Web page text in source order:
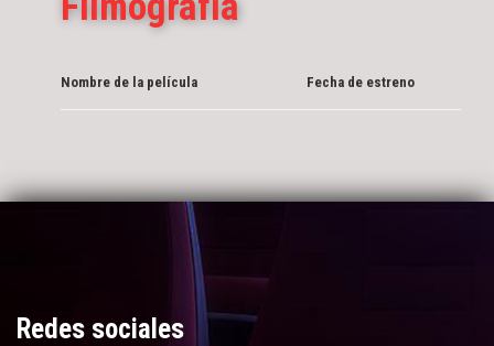
Nombre de la película Fecha de estreno
Redes sociales